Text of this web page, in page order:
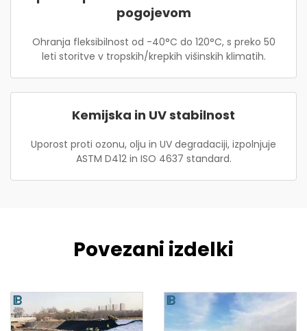
pogojevom
Ohranja fleksibilnost od -40°C do 120°C, s preko 50
leti storitve v tropskih/krepkih višinskih klimatih.
Kemijska in UV stabilnost
Uporost proti ozonu, olju in UV degradaciji, izpolnjuje
ASTM D412 in ISO 4637 standard.
Povezani izdelki